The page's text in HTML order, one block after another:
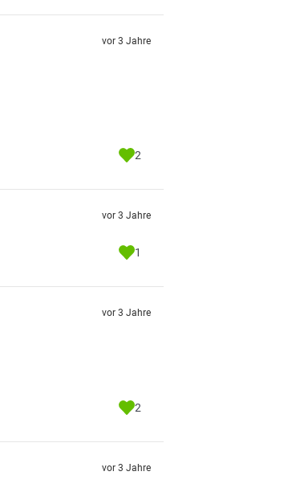
vor 3 Jahre
2
vor 3 Jahre
1
vor 3 Jahre
2
vor 3 Jahre